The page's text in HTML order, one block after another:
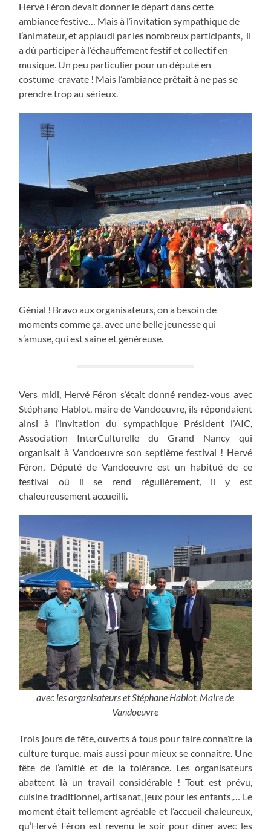
Hervé Féron devait donner le départ dans cette
ambiance festive… Mais à l’invitation sympathique de
l’animateur, et applaudi par les nombreux participants, il
a dû participer à l’échauffement festif et collectif en
musique. Un peu particulier pour un député en
costume-cravate ! Mais l’ambiance prêtait à ne pas se
prendre trop au sérieux.
Génial ! Bravo aux organisateurs, on a besoin de
moments comme ça, avec une belle jeunesse qui
s’amuse, qui est saine et généreuse.
Vers midi, Hervé Féron s’était donné rendez-vous avec
Stéphane Hablot, maire de Vandoeuvre, ils répondaient
ainsi à l’invitation du sympathique Président l’AIC,
Association InterCulturelle du Grand Nancy qui
organisait à Vandoeuvre son septième festival ! Hervé
Féron, Député de Vandoeuvre est un habitué de ce
festival où il se rend régulièrement, il y est
chaleureusement accueilli.
avec les organisateurs et Stéphane Hablot, Maire de
Vandoeuvre
Trois jours de fête, ouverts à tous pour faire connaître la
culture turque, mais aussi pour mieux se connaître. Une
fête de l’amitié et de la tolérance. Les organisateurs
abattent là un travail considérable ! Tout est prévu,
cuisine traditionnel, artisanat, jeux pour les enfants,… Le
moment était tellement agréable et l’accueil chaleureux,
qu’Hervé Féron est revenu le soir pour dîner avec les